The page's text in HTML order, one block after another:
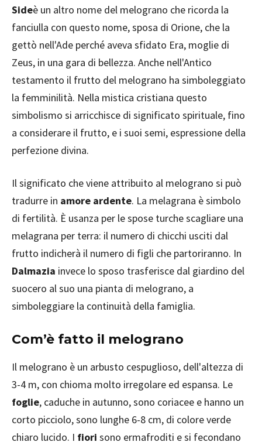
Sideè un altro nome del melograno che ricorda la
fanciulla con questo nome, sposa di Orione, che la
gettò nell'Ade perché aveva sfidato Era, moglie di
Zeus, in una gara di bellezza. Anche nell'Antico
testamento il frutto del melograno ha simboleggiato
la femminilità. Nella mistica cristiana questo
simbolismo si arricchisce di significato spirituale, fino
a considerare il frutto, e i suoi semi, espressione della
perfezione divina.
Il significato che viene attribuito al melograno si può
tradurre in amore ardente. La melagrana è simbolo
di fertilità. È usanza per le spose turche scagliare una
melagrana per terra: il numero di chicchi usciti dal
frutto indicherà il numero di figli che partoriranno. In
Dalmazia invece lo sposo trasferisce dal giardino del
suocero al suo una pianta di melograno, a
simboleggiare la continuità della famiglia.
Com’è fatto il melograno
Il melograno è un arbusto cespuglioso, dell'altezza di
3-4 m, con chioma molto irregolare ed espansa. Le
foglie, caduche in autunno, sono coriacee e hanno un
corto picciolo, sono lunghe 6-8 cm, di colore verde
chiaro lucido. I fiori sono ermafroditi e si fecondano